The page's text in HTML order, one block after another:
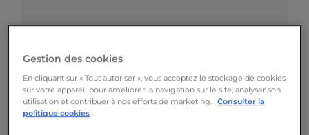
Introduction à la
plateforme HubSpot
Gestion des cookies
En cliquant sur « Tout autoriser », vous acceptez le stockage de cookies
sur votre appareil pour améliorer la navigation sur le site, analyser son
utilisation et contribuer à nos efforts de marketing. Consulter la
politique cookies